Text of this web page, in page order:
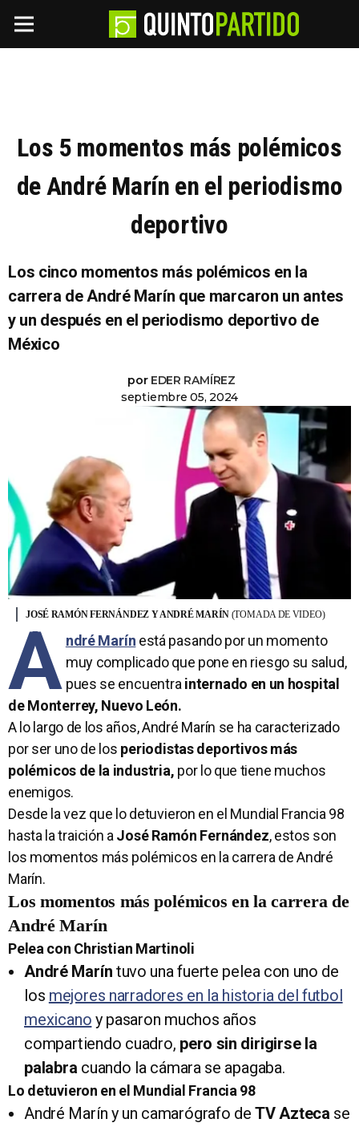
Los 5 momentos más polémicos
de André Marín en el periodismo
deportivo
Los cinco momentos más polémicos en la
carrera de André Marín que marcaron un antes
y un después en el periodismo deportivo de
México
por EDER RAMÍREZ
septiembre 05, 2024
JOSÉ RAMÓN FERNÁNDEZ Y ANDRÉ MARÍN (TOMADA DE VIDEO)
A ndré Marín está pasando por un momento
muy complicado que pone en riesgo su salud,
pues se encuentrainternado en un hospital
de Monterrey, Nuevo León.
A lo largo de los años, André Marín se ha caracterizado
por ser uno de los periodistas deportivos más
polémicos de la industria, por lo que tiene muchos
enemigos.
Desde la vez que lo detuvieron en el Mundial Francia 98
hasta la traición aJosé Ramón Fernández, estos son
los momentos más polémicos en la carrera de André
Marín.
Los momentos más polémicos en la carrera de
André Marín
Pelea con Christian Martinoli
André Marín tuvo una fuerte pelea con uno de
los mejores narradores en la historia del futbol
mexicano y pasaron muchos años
compartiendo cuadro, pero sin dirigirse la
palabra cuando la cámara se apagaba.
Lo detuvieron en el Mundial Francia 98
André Marín y un camarógrafo deTV Azteca se